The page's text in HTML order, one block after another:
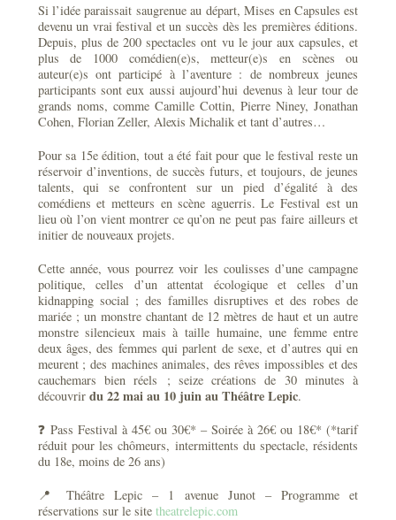
Si l’idée paraissait saugrenue au départ, Mises en Capsules est
devenu un vrai festival et un succès dès les premières éditions.
Depuis, plus de 200 spectacles ont vu le jour aux capsules, et
plus de 1000 comédien(e)s, metteur(e)s en scènes ou
auteur(e)s ont participé à l’aventure : de nombreux jeunes
participants sont eux aussi aujourd’hui devenus à leur tour de
grands noms, comme Camille Cottin, Pierre Niney, Jonathan
Cohen, Florian Zeller, Alexis Michalik et tant d’autres…
Pour sa 15e édition, tout a été fait pour que le festival reste un
réservoir d’inventions, de succès futurs, et toujours, de jeunes
talents, qui se confrontent sur un pied d’égalité à des
comédiens et metteurs en scène aguerris. Le Festival est un
lieu où l’on vient montrer ce qu’on ne peut pas faire ailleurs et
initier de nouveaux projets.
Cette année, vous pourrez voir les coulisses d’une campagne
politique, celles d’un attentat écologique et celles d’un
kidnapping social ; des familles disruptives et des robes de
mariée ; un monstre chantant de 12 mètres de haut et un autre
monstre silencieux mais à taille humaine, une femme entre
deux âges, des femmes qui parlent de sexe, et d’autres qui en
meurent ; des machines animales, des rêves impossibles et des
cauchemars bien réels ; seize créations de 30 minutes à
découvrir du 22 mai au 10 juin au Théâtre Lepic.
❓ Pass Festival à 45€ ou 30€* – Soirée à 26€ ou 18€* (*tarif
réduit pour les chômeurs, intermittents du spectacle, résidents
du 18e, moins de 26 ans)
📍 Théâtre Lepic – 1 avenue Junot – Programme et
réservations sur le site theatrelepic.com